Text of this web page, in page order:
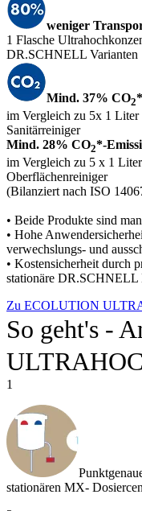
weniger
1 Flasche
DR.SCHNELL Varianten
Mind. 37% CO2
im Vergleich zu 5x 1
Sanitärreiniger
Mind. 28% CO2*-
im Vergleich zu 5 x 1
Oberflächenreiniger
(Bilanziert nach ISO
• Beide Produkte sind
• Hohe
verwechslungs- und
• Kostensicherheit durch
stationäre DR.SCHNELL
Zu ECOLUTION
So geht's -
1
stationären MX-